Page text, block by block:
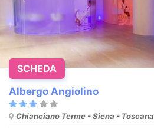
Albergo Angiolino
Chianciano Terme - Siena - Toscana
SCHEDA